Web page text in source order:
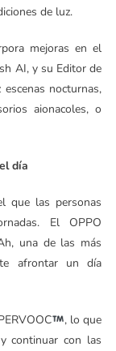
de luz.
mejoras en el
AI, y su Editor de
nocturnas,
aionacoles, o
día
que las personas
El OPPO
una de las más
afrontar un día
, lo que
continuar con las